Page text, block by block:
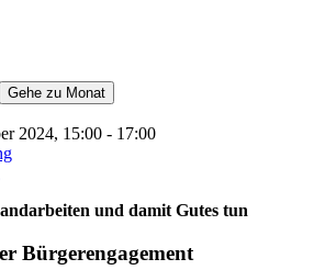
Gehe zu Monat
2024, 15:00 - 17:00
und damit Gutes tun
Bürgerengagement